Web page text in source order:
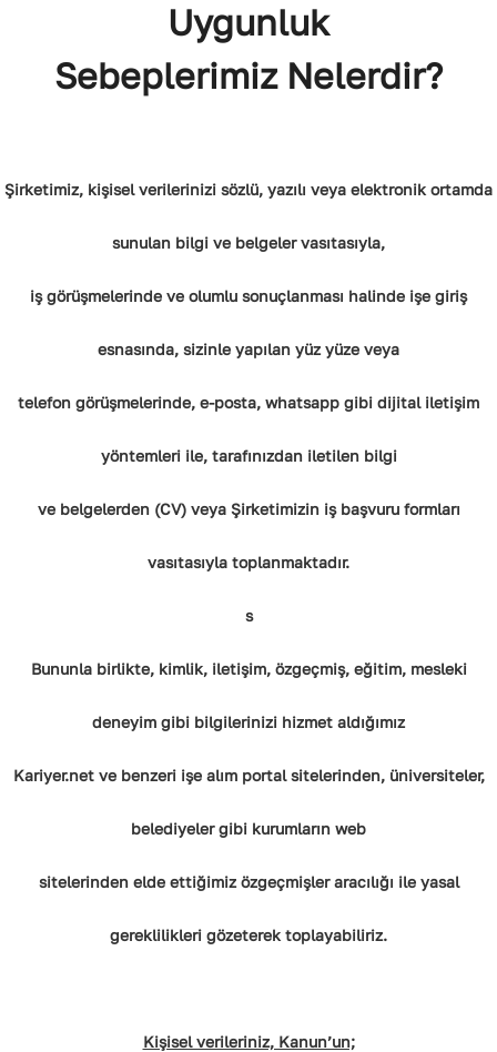
Uygunluk
Sebeplerimiz Nelerdir?
Şirketimiz, kişisel verilerinizi sözlü, yazılı veya elektronik ortamda
sunulan bilgi ve belgeler vasıtasıyla,
iş görüşmelerinde ve olumlu sonuçlanması halinde işe giriş
esnasında, sizinle yapılan yüz yüze veya
telefon görüşmelerinde, e-posta, whatsapp gibi dijital iletişim
yöntemleri ile, tarafınızdan iletilen bilgi
ve belgelerden (CV) veya Şirketimizin iş başvuru formları
vasıtasıyla toplanmaktadır.
s
Bununla birlikte, kimlik, iletişim, özgeçmiş, eğitim, mesleki
deneyim gibi bilgilerinizi hizmet aldığımız
Kariyer.net ve benzeri işe alım portal sitelerinden, üniversiteler,
belediyeler gibi kurumların web
sitelerinden elde ettiğimiz özgeçmişler aracılığı ile yasal
gereklilikleri gözeterek toplayabiliriz.
Kişisel verileriniz, Kanun’un;